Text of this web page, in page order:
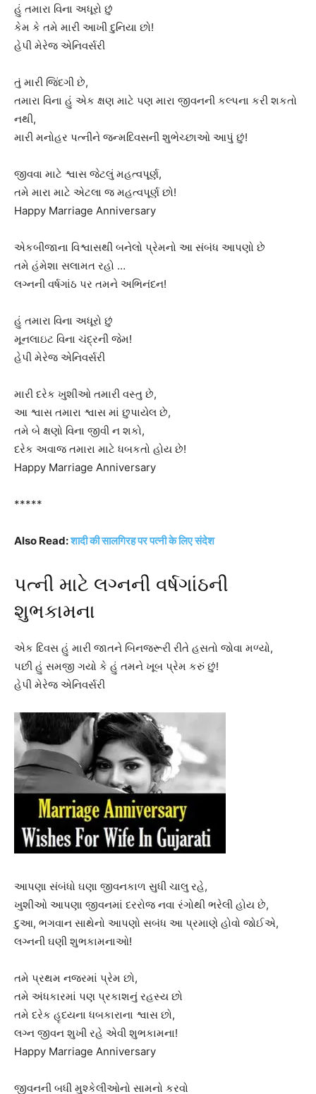
હું તમારા વિના અધૂરો છું
કેમ કે તમે મારી આખી દુનિયા છો!
હેપી મેરેજ એનિવર્સરી
તું મારી જિંદગી છે,
તમારા વિના હું એક ક્ષણ માટે પણ મારા જીવનની કલ્પના કરી શકતો
નથી,
મારી મનોહર પત્નીને જન્મદિવસની શુભેચ્છાઓ આપું છું!
જીવવા માટે શ્વાસ જેટલું મહત્વપૂર્ણ,
તમે મારા માટે એટલા જ મહત્વપૂર્ણ છો!
Happy Marriage Anniversary
એકબીજાના વિશ્વાસથી બનેલો પ્રેમનો આ સંબંધ આપણો છે
તમે હંમેશા સલામત રહો …
લગ્નની વર્ષગાંઠ પર તમને અભિનંદન!
હું તમારા વિના અધૂરો છું
મૂનલાઇટ વિના ચંદ્રની જેમ!
હેપી મેરેજ એનિવર્સરી
મારી દરેક ખુશીઓ તમારી વસ્તુ છે,
આ શ્વાસ તમારા શ્વાસ માં છુપાયેલ છે,
તમે બે ક્ષણો વિના જીવી ન શકો,
દરેક અવાજ તમારા માટે ધબકતો હોય છે!
Happy Marriage Anniversary
*****
Also Read:शादी की सालगिरह पर पत्नी के लिए संदेश
પત્ની માટે લગ્નની વર્ષગાંઠની
શુભકામના
એક દિવસ હું મારી જાતને બિનજરૂરી રીતે હસતો જોવા મળ્યો,
પછી હું સમજી ગયો કે હું તમને ખૂબ પ્રેમ કરું છું!
હેપી મેરેજ એનિવર્સરી
આપણા સંબંધો ઘણા જીવનકાળ સુધી ચાલુ રહે,
ખુશીઓ આપણા જીવનમાં દરરોજ નવા રંગોથી ભરેલી હોય છે,
દુઆ, ભગવાન સાથેનો આપણો સબંધ આ પ્રમાણે હોવો જોઈએ,
લગ્નની ઘણી શુભકામનાઓ!
તમે પ્રથમ નજરમાં પ્રેમ છો,
તમે અંધકારમાં પણ પ્રકાશનું રહસ્ય છો
તમે દરેક હૃદયના ધબકારાના શ્વાસ છો,
લગ્ન જીવન શુખી રહે એવી શુભકામના!
Happy Marriage Anniversary
જીવનની બધી મુશ્કેલીઓનો સામનો કરવો